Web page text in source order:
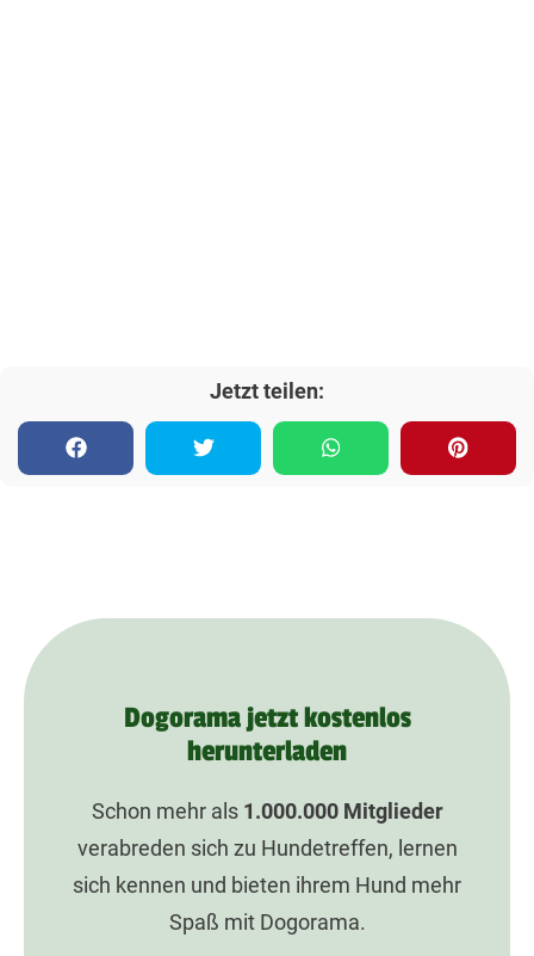
Jetzt teilen:
Dogorama jetzt kostenlos
herunterladen
Schon mehr als 1.000.000Mitglieder
verabreden sich zu Hundetreffen, lernen
sich kennen und bieten ihrem Hund mehr
Spaß mit Dogorama.